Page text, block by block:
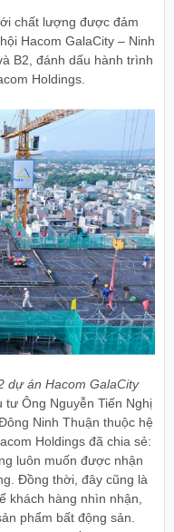
chất lượng được đảm
Hacom GalaCity – Ninh
B2, đánh dấu hành trình
Holdings.
dự án Hacom GalaCity
tư Ông Nguyễn Tiến Nghị
Ninh Thuận thuộc hệ
Holdings đã chia sẻ:
luôn muốn được nhận
Đồng thời, đây cũng là
khách hàng nhìn nhận,
phẩm bất động sản.